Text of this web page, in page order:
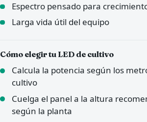
Espectro pensado para
Larga vida útil del equipo
Cómo elegir tu LED de cultivo
Calcula la potencia según los
cultivo
Cuelga el panel a la altura
según la planta